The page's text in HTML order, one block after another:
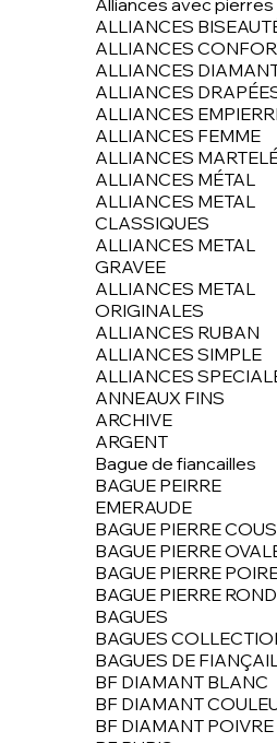
Alliances avec pierres
ALLIANCES
ALLIANCES
ALLIANCES
ALLIANCES
ALLIANCES
ALLIANCES FEMME
ALLIANCES
ALLIANCES MÉTAL
ALLIANCES METAL
CLASSIQUES
ALLIANCES METAL
GRAVEE
ALLIANCES METAL
ORIGINALES
ALLIANCES RUBAN
ALLIANCES SIMPLE
ALLIANCES
ANNEAUX FINS
ARCHIVE
ARGENT
Bague de fiancailles
BAGUE PEIRRE
EMERAUDE
BAGUE PIERRE
BAGUE PIERRE
BAGUE PIERRE
BAGUE PIERRE
BAGUES
BAGUES
BAGUES DE
BF DIAMANT BLANC
BF DIAMANT
BF DIAMANT POIVRE